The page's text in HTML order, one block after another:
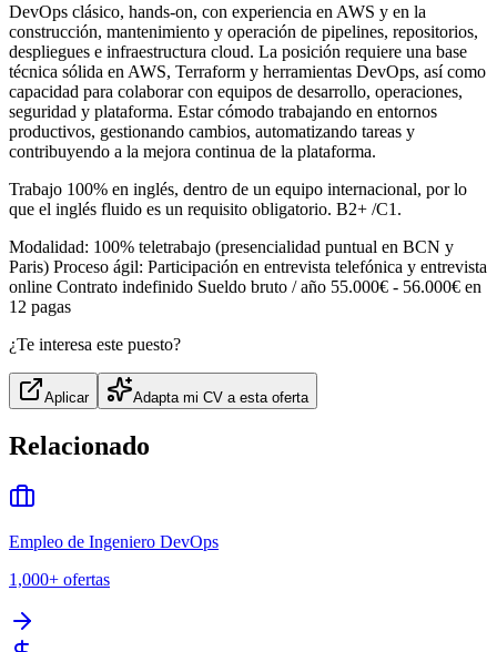
DevOps clásico, hands-on, con experiencia en AWS y en la
construcción, mantenimiento y operación de pipelines, repositorios,
despliegues e infraestructura cloud. La posición requiere una base
técnica sólida en AWS, Terraform y herramientas DevOps, así como
capacidad para colaborar con equipos de desarrollo, operaciones,
seguridad y plataforma. Estar cómodo trabajando en entornos
productivos, gestionando cambios, automatizando tareas y
contribuyendo a la mejora continua de la plataforma.
Trabajo 100% en inglés, dentro de un equipo internacional, por lo
que el inglés fluido es un requisito obligatorio. B2+ /C1.
Modalidad: 100% teletrabajo (presencialidad puntual en BCN y
Paris) Proceso ágil: Participación en entrevista telefónica y entrevista
online Contrato indefinido Sueldo bruto / año 55.000€ - 56.000€ en
12 pagas
¿Te interesa este puesto?
Aplicar Adapta mi CV a esta oferta
Relacionado
Empleo de Ingeniero DevOps
1,000+ ofertas